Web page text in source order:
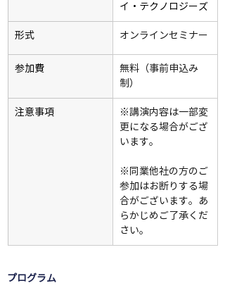
イ・テクノロジーズ
形式 オンラインセミナー
参加費
無料（事前申込み
制）
注意事項
※講演内容は一部変
更になる場合がござ
います。
※同業他社の方のご
参加はお断りする場
合がございます。あ
らかじめご了承くだ
さい。
プログラム